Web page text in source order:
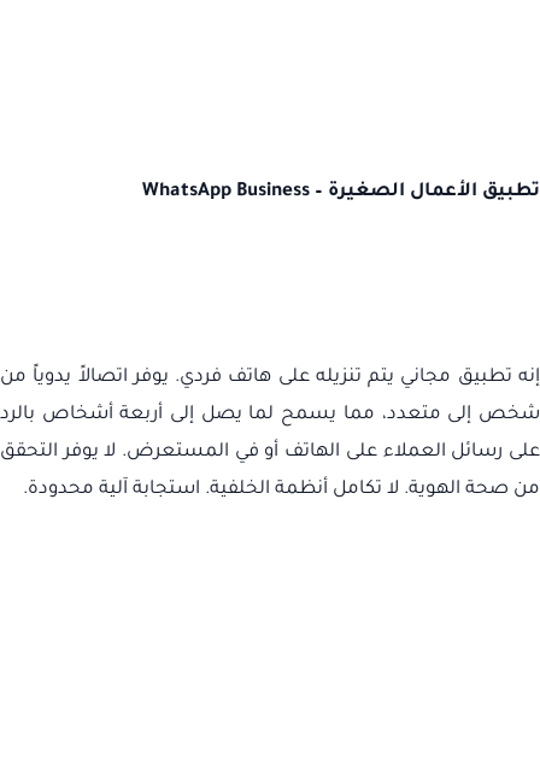
تطبيق الأعمال الصغيرة – WhatsApp Business
إنه تطبيق مجاني يتم تنزيله على هاتف فردي. يوفر اتصالاً يدوياً من
شخص إلى متعدد، مما يسمح لما يصل إلى أربعة أشخاص بالرد
على رسائل العملاء على الهاتف أو في المستعرض. لا يوفر التحقق
من صحة الهوية. لا تكامل أنظمة الخلفية. استجابة آلية محدودة.